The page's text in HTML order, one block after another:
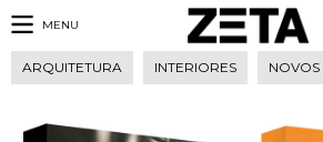
MENU
ARQUITETURA INTERIORES NOVOS